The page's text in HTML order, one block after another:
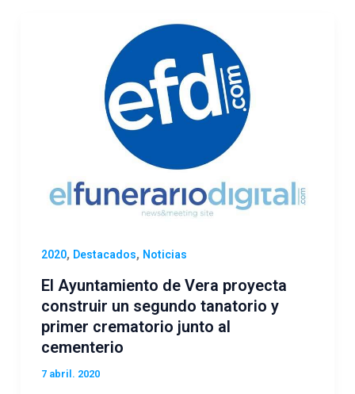
2020, Destacados, Noticias
El Ayuntamiento de Vera proyecta
construir un segundo tanatorio y
primer crematorio junto al
cementerio
7 abril. 2020